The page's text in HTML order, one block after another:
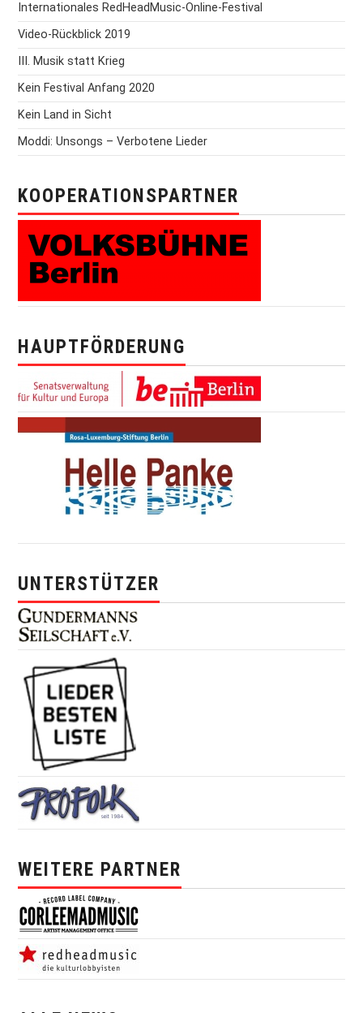
Internationales RedHeadMusic-Online-Festival
Video-Rückblick 2019
III. Musik statt Krieg
Kein Festival Anfang 2020
Kein Land in Sicht
Moddi: Unsongs – Verbotene Lieder
KOOPERATIONSPARTNER
HAUPTFÖRDERUNG
UNTERSTÜTZER
WEITERE PARTNER